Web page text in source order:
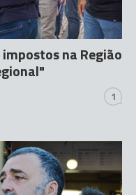
na Região
1